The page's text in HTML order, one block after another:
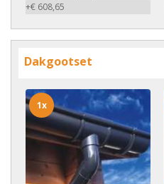
+€ 608,65
Dakgootset
1x